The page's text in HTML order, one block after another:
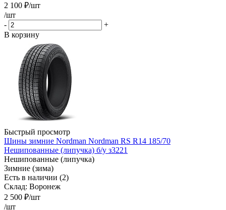
2 100 ₽/шт
/шт
-
+
В корзину
Быстрый просмотр
Шины зимние Nordman Nordman RS R14 185/70
Нешипованные (липучка) б/у з3221
Нешипованные (липучка)
Зимние (зима)
Есть в наличии (2)
Склад: Воронеж
2 500 ₽/шт
/шт